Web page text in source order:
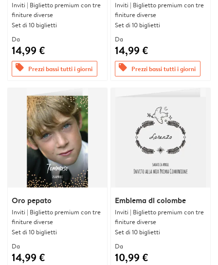
Inviti | Biglietto premium con tre
finiture diverse
Set di 10 biglietti
Da
14,99 €
offers Prezzi bassi tutti i giorni
Inviti | Biglietto premium con tre
finiture diverse
Set di 10 biglietti
Da
14,99 €
offers Prezzi bassi tutti i giorni
Oro pepato
Inviti | Biglietto premium con tre
finiture diverse
Set di 10 biglietti
Da
14,99 €
Emblema di colombe
Inviti | Biglietto premium con tre
finiture diverse
Set di 10 biglietti
Da
10,99 €